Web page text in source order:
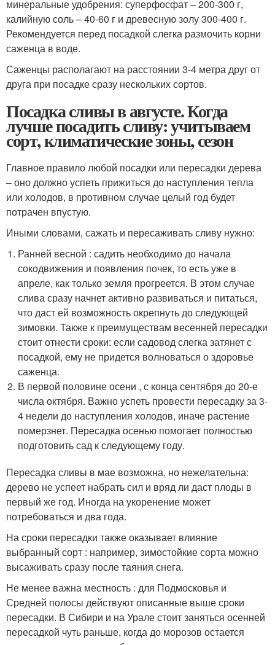
минеральные удобрения: суперфосфат – 200-300 г,
калийную соль – 40-60 г и древесную золу 300-400 г.
Рекомендуется перед посадкой слегка размочить корни
саженца в воде.
Саженцы располагают на расстоянии 3-4 метра друг от
друга при посадке сразу нескольких сортов.
Посадка сливы в августе. Когда
лучше посадить сливу: учитываем
сорт, климатические зоны, сезон
Главное правило любой посадки или пересадки дерева
– оно должно успеть прижиться до наступления тепла
или холодов, в противном случае целый год будет
потрачен впустую.
Иными словами, сажать и пересаживать сливу нужно:
Ранней весной : садить необходимо до начала
сокодвижения и появления почек, то есть уже в
апреле, как только земля прогреется. В этом случае
слива сразу начнет активно развиваться и питаться,
что даст ей возможность окрепнуть до следующей
зимовки. Также к преимуществам весенней пересадки
стоит отнести сроки: если садовод слегка затянет с
посадкой, ему не придется волноваться о здоровье
саженца.
В первой половине осени , с конца сентября до 20-е
числа октября. Важно успеть провести пересадку за 3-
4 недели до наступления холодов, иначе растение
померзнет. Пересадка осенью помогает полностью
подготовить сад к следующему году.
Пересадка сливы в мае возможна, но нежелательна:
дерево не успеет набрать сил и вряд ли даст плоды в
первый же год. Иногда на укоренение может
потребоваться и два года.
На сроки пересадки также оказывает влияние
выбранный сорт : например, зимостойкие сорта можно
высаживать сразу после таяния снега.
Не менее важна местность : для Подмосковья и
Средней полосы действуют описанные выше сроки
пересадки. В Сибири и на Урале стоит заняться осенней
пересадкой чуть раньше, когда до морозов остается